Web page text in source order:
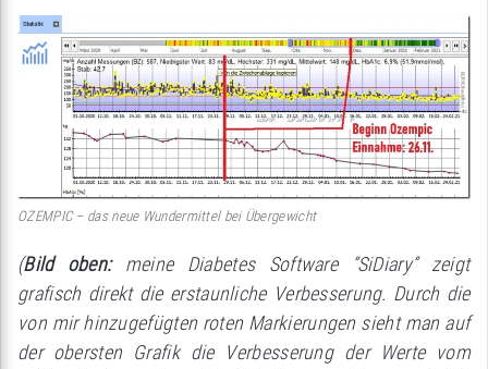
OZEMPIC – das neue Wundermittel bei Übergewicht
(Bild oben:meine Diabetes Software “SiDiary” zeigt
grafisch direkt die erstaunliche Verbesserung. Durch die
von mir hinzugefügten roten Markierungen sieht man auf
der obersten Grafik die Verbesserung der Werte vom